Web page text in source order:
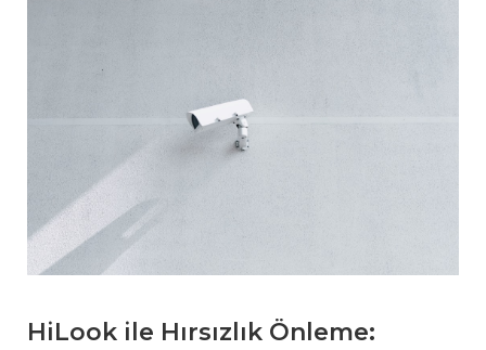
HiLook ile Hırsızlık Önleme: